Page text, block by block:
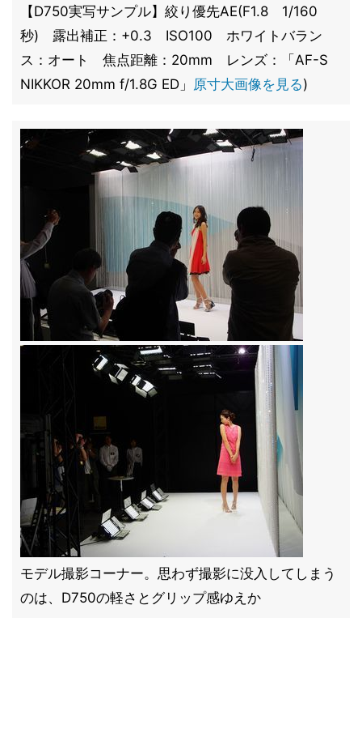
【D750実写サンプル】絞り優先AE(F1.8 1/160
秒) 露出補正：+0.3 ISO100 ホワイトバラン
ス：オート 焦点距離：20mm レンズ：「AF-S
NIKKOR 20mm f/1.8G ED」 原寸大画像を見る)
モデル撮影コーナー。思わず撮影に没入してしまう
のは、D750の軽さとグリップ感ゆえか